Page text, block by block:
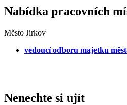
Nabídka pracovních
Město Jirkov
vedoucí odboru majetku
Nenechte si ujít